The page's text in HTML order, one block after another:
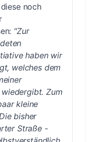
noch
"Zur
haben wir
welches dem
Zum
kleine
bisher
Straße -